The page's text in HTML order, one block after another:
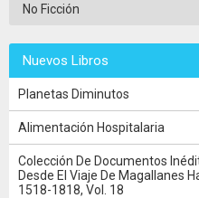
No Ficción
Nuevos Libros
Planetas Diminutos
Alimentación Hospitalaria
Colección De Documentos
Desde El Viaje De Magallanes
1518-1818, Vol. 18